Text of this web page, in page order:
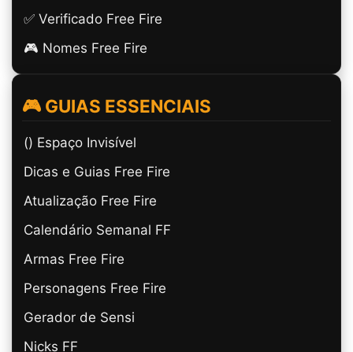
✅ Verificado Free Fire
🎮 Nomes Free Fire
🎮 GUIAS ESSENCIAIS
(ㅤ) Espaço Invisível
Dicas e Guias Free Fire
Atualização Free Fire
Calendário Semanal FF
Armas Free Fire
Personagens Free Fire
Gerador de Sensi
Nicks FF